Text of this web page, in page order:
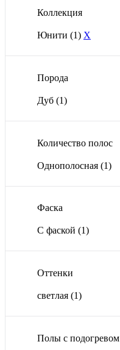
Коллекция
Юнити (1) X
Порода
Дуб (1)
Количество полос
Однополосная (1)
Фаска
С фаской (1)
Оттенки
светлая (1)
Полы с подогревом